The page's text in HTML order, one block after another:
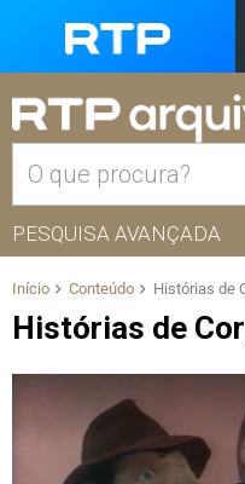
PESQUISA AVANÇADA
Início Conteúdo Histórias de
Histórias de